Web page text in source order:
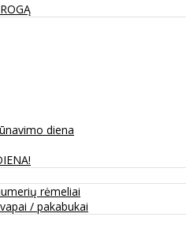
diena
rėmeliai
/ pakabukai